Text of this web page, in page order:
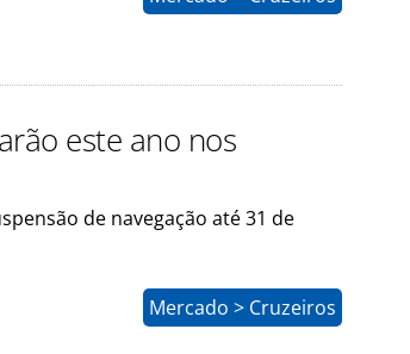
este ano nos
de navegação até 31 de
Mercado > Cruzeiros